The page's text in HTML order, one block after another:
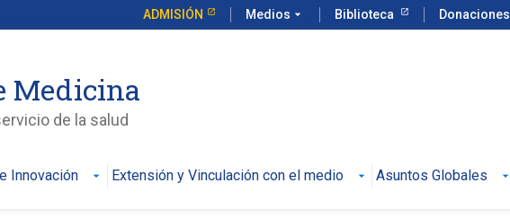
ADMISIÓN Medios arrow_drop_down Biblioteca Donaciones
Medicina
de la salud
Innovación Extensión y Vinculación con el medio Asuntos Globales